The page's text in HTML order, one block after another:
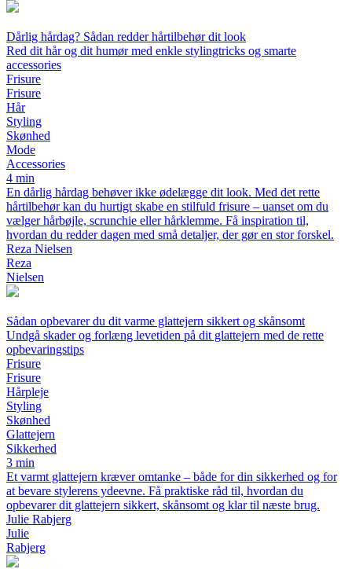
Dårlig hårdag? Sådan redder hårtilbehør dit look
Red dit hår og dit humør med enkle stylingtricks og smarte
accessories
Frisure
Frisure
Hår
Styling
Skønhed
Mode
Accessories
4 min
En dårlig hårdag behøver ikke ødelægge dit look. Med det rette
hårtilbehør kan du hurtigt skabe en stilfuld frisure – uanset om du
vælger hårbøjle, scrunchie eller hårklemme. Få inspiration til,
hvordan du redder dagen med små detaljer, der gør en stor forskel.
Reza Nielsen
Reza
Nielsen
Sådan opbevarer du dit varme glattejern sikkert og skånsomt
Undgå skader og forlæng levetiden på dit glattejern med de rette
opbevaringstips
Frisure
Frisure
Hårpleje
Styling
Skønhed
Glattejern
Sikkerhed
3 min
Et varmt glattejern kræver omtanke – både for din sikkerhed og for
at bevare stylerens ydeevne. Få praktiske råd til, hvordan du
opbevarer dit glattejern sikkert, skånsomt og klar til næste brug.
Julie Rabjerg
Julie
Rabjerg